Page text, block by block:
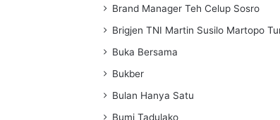
Brand Manager Teh Celup Sosro
Brigjen TNI Martin Susilo Martopo
Buka Bersama
Bukber
Bulan Hanya Satu
Bumi Tadulako